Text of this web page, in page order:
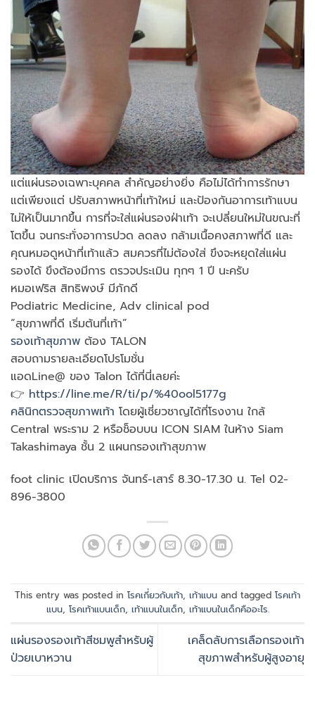
แต่แผ่นรองเฉพาะบุคคล สำคัญอย่างยิ่ง คือไม่ได้ทำการรักษา
แต่เพียงแต่ ปรับสภาพหน้าที่เท้าใหม่ และป้องกันอาการเท้าแบน
ไม่ให้เป็นมากขึ้น การที่จะใส่แผ่นรองฝ่าเท้า จะเปลี่ยนใหม่ในขณะที่
โตขึ้น จนกระทั่งอาการปวด ลดลง กล้ามเนื้อคงสภาพที่ดี และ
คุณหมอดูหน้าที่เท้าแล้ว สมควรที่ไม่ต้องใส่ ขึงจะหยุดใส่แผ่น
รองได้ ขึงต้องมีการ ตรวจประเมิน ทุกๆ 1 ปี นะครับ
หมอเฟริส สิทธิพงษ์ มีภักดี
Podiatric Medicine, Adv clinical pod
“สุขภาพที่ดี เริ่มต้นที่เท้า”
รองเท้าสุขภาพ ต้อง TALON
สอบถามรายละเอียดโปรโมชั่น
แอดLine@ ของ Talon ได้ที่นี่เลยค่ะ
👉 https://line.me/R/ti/p/%40ool5177g
คลินิกตรวจสุขภาพเท้า โดยผู้เชี่ยวชาญได้ที่โรงงาน ใกล้
Central พระราม 2 หรือช็อบบน ICON SIAM ในห้าง Siam
Takashimaya ชั้น 2 แผนกรองเท้าสุขภาพ
foot clinic เปิดบริการ จันทร์-เสาร์ 8.30-17.30 น. Tel 02-
896-3800
This entry was posted in โรคเกี่ยวกับเท้า, เท้าแบน and tagged โรคเท้า
แบน, โรคเท้าแบนเด็ก, เท้าแบนในเด็ก, เท้าแบนในเด็กคืออะไร.
แผ่นรองรองเท้าสีชมพูสำหรับผู้
ป่วยเบาหวาน
เคล็ดลับการเลือกรองเท้า
สุขภาพสำหรับผู้สูงอายุ